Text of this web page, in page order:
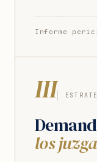
Informe
III
los